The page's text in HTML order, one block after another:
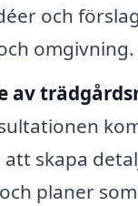
och
omgivning.
av
skapa
planer